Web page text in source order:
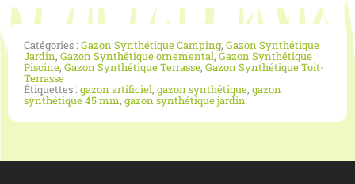
Catégories : Gazon Synthétique Camping, Gazon Synthétique
Jardin, Gazon Synthétique ornemental,Gazon Synthétique
Piscine, Gazon Synthétique Terrasse, Gazon Synthétique Toit-
Terrasse
Étiquettes : gazon artificiel, gazon synthétique, gazon
synthétique 45 mm, gazon synthétique jardin